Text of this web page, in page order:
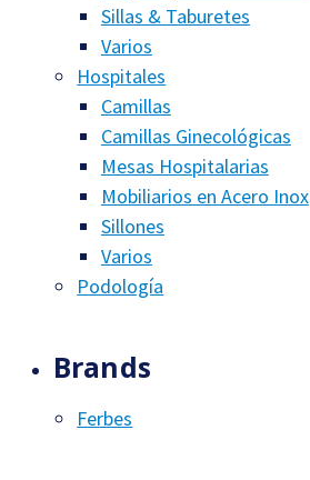
Sillas & Taburetes
Varios
Hospitales
Camillas
Camillas Ginecológicas
Mesas Hospitalarias
Mobiliarios en Acero Inox
Sillones
Varios
Podología
Brands
Ferbes